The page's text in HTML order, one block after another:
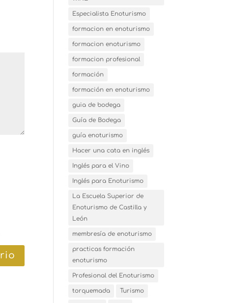
Especialista Enoturismo
formacion en enoturismo
formacion enoturismo
formacion profesional
formación
formación en enoturismo
guia de bodega
Guía de Bodega
guía enoturismo
Hacer una cata en inglés
Inglés para el Vino
Inglés para Enoturismo
La Escuela Superior de
Enoturismo de Castilla y
León
membresía de enoturismo
practicas formación
enoturismo
Profesional del Enoturismo
torquemada Turismo